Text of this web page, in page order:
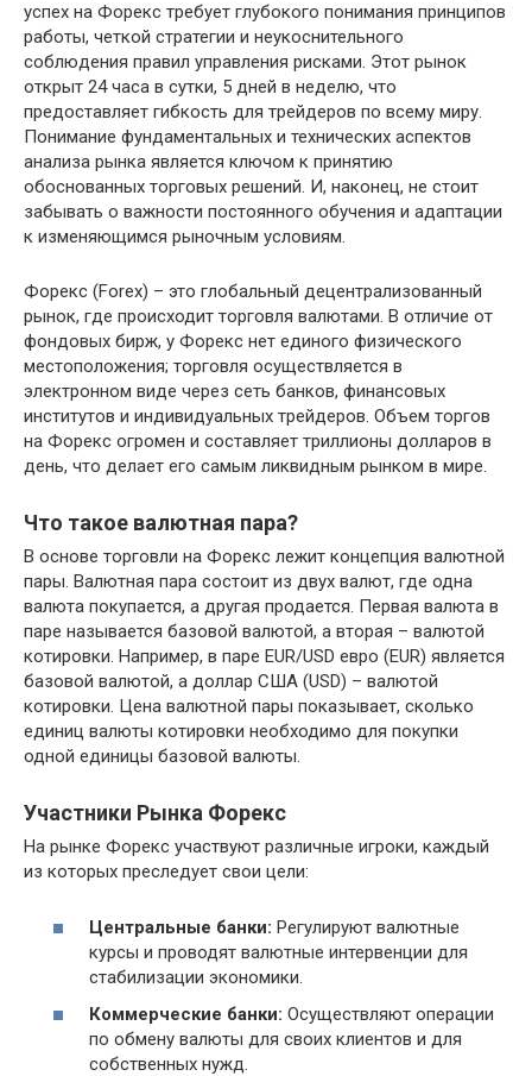
успех на Форекс требует глубокого понимания принципов
работы, четкой стратегии и неукоснительного
соблюдения правил управления рисками. Этот рынок
открыт 24 часа в сутки, 5 дней в неделю, что
предоставляет гибкость для трейдеров по всему миру.
Понимание фундаментальных и технических аспектов
анализа рынка является ключом к принятию
обоснованных торговых решений. И, наконец, не стоит
забывать о важности постоянного обучения и адаптации
к изменяющимся рыночным условиям.
Форекс (Forex) – это глобальный децентрализованный
рынок, где происходит торговля валютами. В отличие от
фондовых бирж, у Форекс нет единого физического
местоположения; торговля осуществляется в
электронном виде через сеть банков, финансовых
институтов и индивидуальных трейдеров. Объем торгов
на Форекс огромен и составляет триллионы долларов в
день, что делает его самым ликвидным рынком в мире.
Что такое валютная пара?
В основе торговли на Форекс лежит концепция валютной
пары. Валютная пара состоит из двух валют, где одна
валюта покупается, а другая продается. Первая валюта в
паре называется базовой валютой, а вторая – валютой
котировки. Например, в паре EUR/USD евро (EUR) является
базовой валютой, а доллар США (USD) – валютой
котировки. Цена валютной пары показывает, сколько
единиц валюты котировки необходимо для покупки
одной единицы базовой валюты.
Участники Рынка Форекс
На рынке Форекс участвуют различные игроки, каждый
из которых преследует свои цели:
Центральные банки: Регулируют валютные
курсы и проводят валютные интервенции для
стабилизации экономики.
Коммерческие банки: Осуществляют операции
по обмену валюты для своих клиентов и для
собственных нужд.